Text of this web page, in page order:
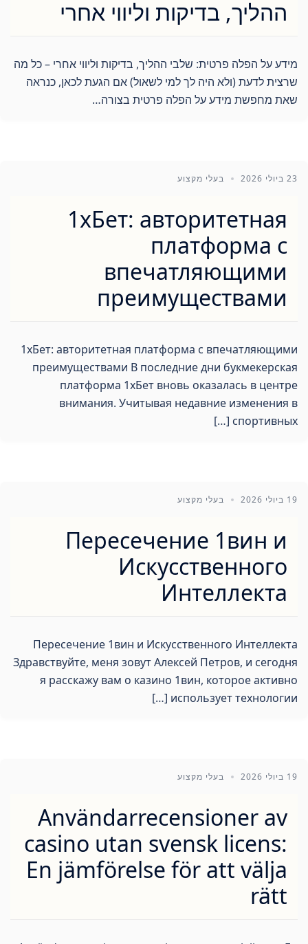
ההליך, בדיקות וליווי אחרי
מידע על הפלה פרטית: שלבי ההליך, בדיקות וליווי אחרי – כל מה
שרצית לדעת (ולא היה לך למי לשאול) אם הגעת לכאן, כנראה
שאת מחפשת מידע על הפלה פרטית בצורה…
23 ביולי 2026 בעלי מקצוע
1хБет: авторитетная
платформа с
впечатляющими
преимуществами
1хБет: авторитетная платформа с впечатляющими
преимуществами В последние дни букмекерская
платформа 1хБет вновь оказалась в центре
внимания. Учитывая недавние изменения в
спортивных […]
19 ביולי 2026 בעלי מקצוע
Пересечение 1вин и
Искусственного
Интеллекта
Пересечение 1вин и Искусственного Интеллекта
Здравствуйте, меня зовут Алексей Петров, и сегодня
я расскажу вам о казино 1вин, которое активно
использует технологии […]
19 ביולי 2026 בעלי מקצוע
Användarrecensioner av
casino utan svensk licens:
En jämförelse för att välja
rätt